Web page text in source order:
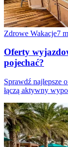
Zdrowe Wakacje7
Oferty
pojechać?
Sprawdź najlepsze
łączą aktywny